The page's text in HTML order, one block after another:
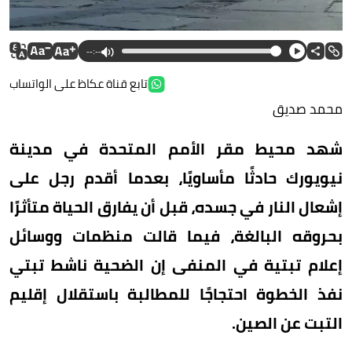
--:--
تابع قناة عكاظ على الواتساب
محمد صديق
شهد محيط مقر الأمم المتحدة في مدينة
نيويورك حادثًا مأساويًا، بعدما أقدم رجل على
إشعال النار في جسده، قبل أن يفارق الحياة متأثرًا
بحروقه البالغة، فيما قالت منظمات ووسائل
إعلام تبتية في المنفى إن الضحية ناشط تبتي
نفذ الخطوة احتجاجًا للمطالبة باستقلال إقليم
التبت عن الصين.